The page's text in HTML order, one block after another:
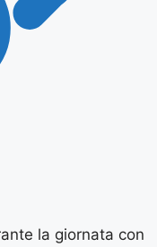
la giornata con